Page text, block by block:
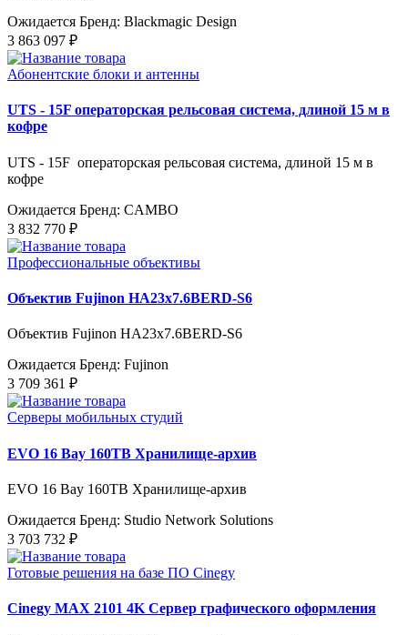
Ожидается Бренд: Blackmagic Design
3 863 097 ₽
Абонентские блоки и антенны
UTS - 15F операторская рельсовая система, длиной 15 м в
кофре
UTS - 15F операторская рельсовая система, длиной 15 м в
кофре
Ожидается Бренд: CAMBO
3 832 770 ₽
Профессиональные объективы
Объектив Fujinon HA23x7.6BERD-S6
Объектив Fujinon HA23x7.6BERD-S6
Ожидается Бренд: Fujinon
3 709 361 ₽
Серверы мобильных студий
EVO 16 Bay 160TB Хранилище-архив
EVO 16 Bay 160TB Хранилище-архив
Ожидается Бренд: Studio Network Solutions
3 703 732 ₽
Готовые решения на базе ПО Cinegy
Cinegy MAX 2101 4K Сервер графического оформления